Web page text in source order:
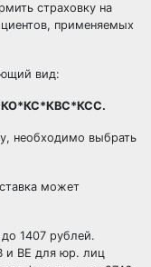
страховку на
применяемых
вид:
необходимо выбрать
может
1407 рублей.
и ВЕ для юр. лиц